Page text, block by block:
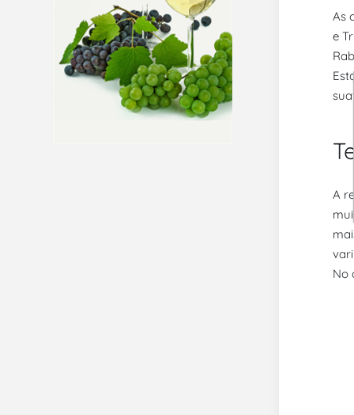
As
e
A
No